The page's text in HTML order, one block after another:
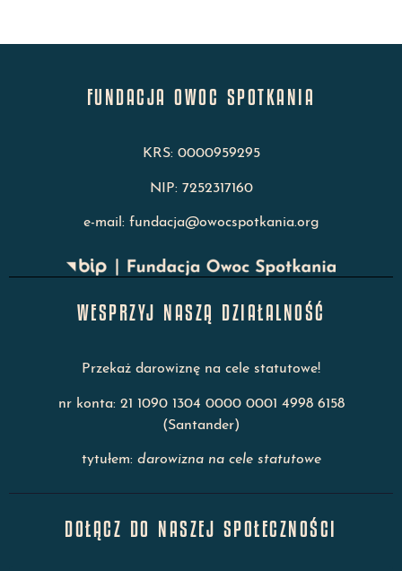
FUNDACJA OWOC SPOTKANIA
KRS: 0000959295
NIP: 7252317160
e-mail: fundacja@owocspotkania.org
WESPRZYJ NASZĄ DZIAŁALNOŚĆ
Przekaż darowiznę na cele statutowe!
nr konta: 21 1090 1304 0000 0001 4998 6158
(Santander)
tytułem: darowizna na cele statutowe
DOŁĄCZ DO NASZEJ SPOŁECZNOŚCI